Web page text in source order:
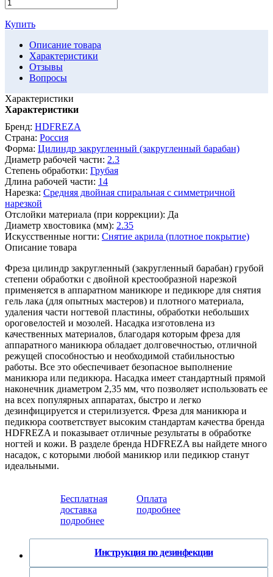
Характеристики
Характеристики
Бренд: HDFREZA
Страна: Россия
Форма: Цилиндр закругленный (закругленный барабан)
Диаметр рабочей части: 2.3
Степень обработки: Грубая
Длина рабочей части: 14
Нарезка: Средняя двойная спиральная с симметричной
нарезкой
Отслойки материала (при коррекции): Да
Диаметр хвостовика (мм): 2.35
Искусственные ногти: Снятие акрила (плотное покрытие)
Купить
Описание товара
Характеристики
Отзывы
Вопросы
Описание товара
Фреза цилиндр закругленный (закругленный барабан) грубой
степени обработки с двойной крестообразной нарезкой
применяется в аппаратном маникюре и педикюре для снятия
гель лака (для опытных мастеров) и плотного материала,
удаления части ногтевой пластины, обработки небольших
ороговелостей и мозолей. Насадка изготовлена из
качественных материалов, благодаря которым фреза для
аппаратного маникюра обладает долговечностью, отличной
режущей способностью и необходимой стабильностью
работы. Все это обеспечивает безопасное выполнение
маникюра или педикюра. Насадка имеет стандартный прямой
наконечник диаметром 2,35 мм, что позволяет использовать ее
на всех популярных аппаратах, быстро и легко
дезинфицируется и стерилизуется. Фреза для маникюра и
педикюра соответствует высоким стандартам качества бренда
HDFREZA и показывает отличные результаты в обработке
ногтей и кожи. В разделе бренда HDFREZA вы найдете много
насадок, с которыми любой маникюр или педикюр станут
идеальными.
Бесплатная
доставка
подробнее
Оплата
подробнее
Инструкция по дезинфекции